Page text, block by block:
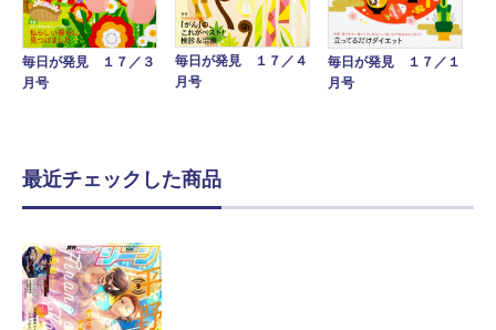
毎日が発見 １７／３
月号
毎日が発見 １７／４
月号
毎日が発見 １７／１
月号
最近チェックした商品